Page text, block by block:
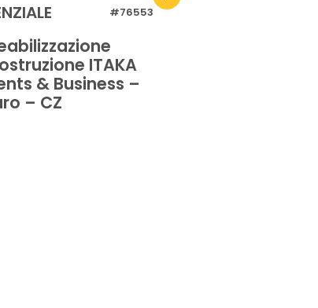
#76553
ITAKA
& Business –
– CZ